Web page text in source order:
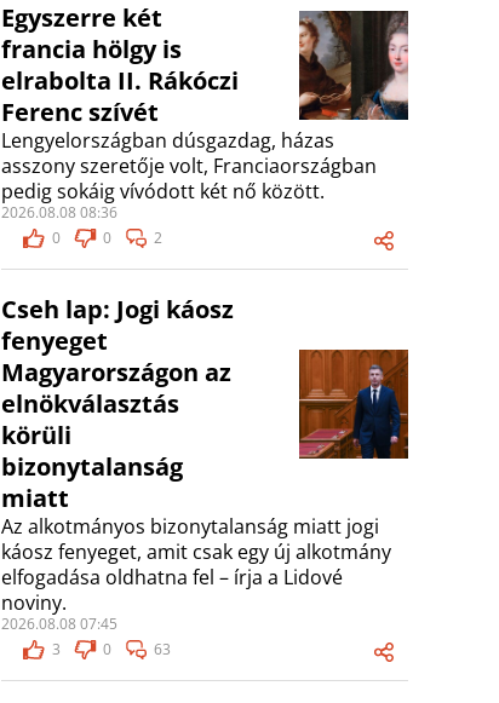
Egyszerre két
francia hölgy is
elrabolta II. Rákóczi
Ferenc szívét
Lengyelországban dúsgazdag, házas
asszony szeretője volt, Franciaországban
pedig sokáig vívódott két nő között.
2026.08.08 08:36
0
0 2
Cseh lap: Jogi káosz
fenyeget
Magyarországon az
elnökválasztás
körüli
bizonytalanság
miatt
Az alkotmányos bizonytalanság miatt jogi
káosz fenyeget, amit csak egy új alkotmány
elfogadása oldhatna fel – írja a Lidové
noviny.
2026.08.08 07:45
3
0 63